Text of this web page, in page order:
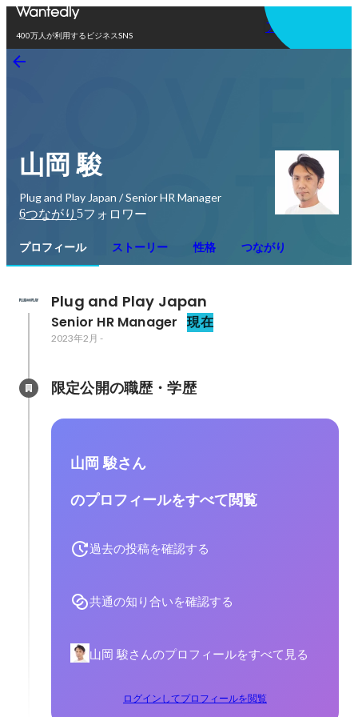
400万人が利用するビジネスSNS
アプリを使う
山岡 駿
Plug and Play Japan / Senior HR Manager
6つながり 5フォロワー
プロフィール ストーリー 性格 つながり
Plug and Play Japan
Senior HR Manager 現在
2023年2月 -
限定公開の職歴・学歴
山岡 駿さん
のプロフィールをすべて閲覧
過去の投稿を確認する
共通の知り合いを確認する
山岡 駿さんのプロフィールをすべて見る
ログインしてプロフィールを閲覧